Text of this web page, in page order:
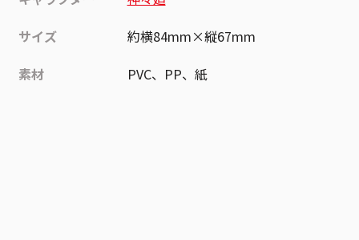
サイズ
約横84mm×縦67mm
素材
PVC、PP、紙